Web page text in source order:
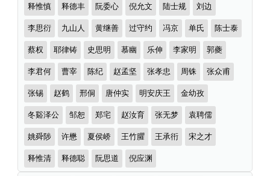
首）
作
者
释惟慎 释德丰 阮委心 倪允文 陆士规 刘边
李思衍 九山人 黄继善 过守约 冯京 单氏 陈士泰
蔡权 耶律铸 史思明 慕幽 乐伸 李家明 郭夔
李君何 曹宰 陈纪 赵孟坚 张孝忠 周铢 张众甫
张锡 赵鹤 邢侗 唐仲实 明安庆王 金幼孜
冬谿泽公 邹恕 郑宅 赵汝育 张无梦 袁聘儒
姚舜陟 许懋 夏侯峤 王竹臞 王承衎 宋之才
释惟清 释德聪 阮思道 倪应渊